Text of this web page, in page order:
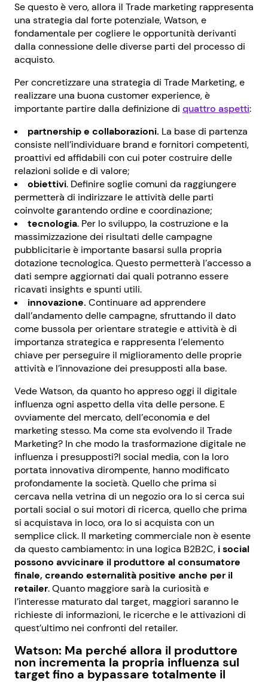
Se questo è vero, allora il Trade marketing rappresenta
una strategia dal forte potenziale, Watson, e
fondamentale per cogliere le opportunità derivanti
dalla connessione delle diverse parti del processo di
acquisto.
Per concretizzare una strategia di Trade Marketing, e
realizzare una buona customer experience, è
importante partire dalla definizione di quattro aspetti:
partnership e collaborazioni. La base di partenza
consiste nell’individuare brand e fornitori competenti,
proattivi ed affidabili con cui poter costruire delle
relazioni solide e di valore;
obiettivi. Definire soglie comuni da raggiungere
permetterà di indirizzare le attività delle parti
coinvolte garantendo ordine e coordinazione;
tecnologia. Per lo sviluppo, la costruzione e la
massimizzazione dei risultati delle campagne
pubblicitarie è importante basarsi sulla propria
dotazione tecnologica. Questo permetterà l’accesso a
dati sempre aggiornati dai quali potranno essere
ricavati insights e spunti utili.
innovazione. Continuare ad apprendere
dall’andamento delle campagne, sfruttando il dato
come bussola per orientare strategie e attività è di
importanza strategica e rappresenta l’elemento
chiave per perseguire il miglioramento delle proprie
attività e l’innovazione dei presupposti alla base.
Vede Watson, da quanto ho appreso oggi il digitale
influenza ogni aspetto della vita delle persone. E
ovviamente del mercato, dell’economia e del
marketing stesso. Ma come sta evolvendo il Trade
Marketing? In che modo la trasformazione digitale ne
influenza i presupposti?I social media, con la loro
portata innovativa dirompente, hanno modificato
profondamente la società. Quello che prima si
cercava nella vetrina di un negozio ora lo si cerca sui
portali social o sui motori di ricerca, quello che prima
si acquistava in loco, ora lo si acquista con un
semplice click. Il marketing commerciale non è esente
da questo cambiamento: in una logica B2B2C, i social
possono avvicinare il produttore al consumatore
finale, creando esternalità positive anche per il
retailer. Quanto maggiore sarà la curiosità e
l’interesse maturato dal target, maggiori saranno le
richieste di informazioni, le ricerche e le attivazioni di
quest’ultimo nei confronti del retailer.
Watson: Ma perché allora il produttore
non incrementa la propria influenza sul
target fino a bypassare totalmente il